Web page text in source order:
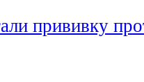
прививку